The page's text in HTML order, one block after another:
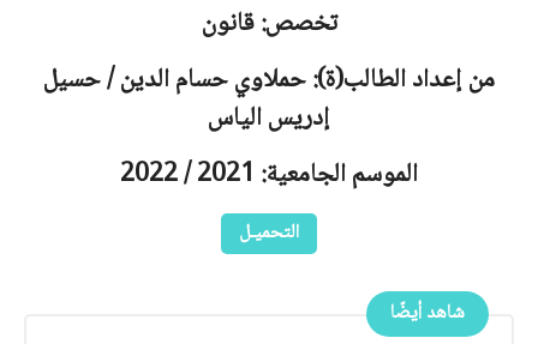
تخصص: قانون
من إعداد الطالب(ة): حملاوي حسام الدين / حسيل
إدريس الياس
الموسم الجامعية: 2021 / 2022
التحميـل
شاهد أيضًا